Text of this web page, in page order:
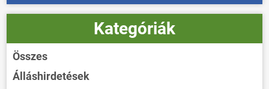
Kategóriák
Összes
Álláshirdetések